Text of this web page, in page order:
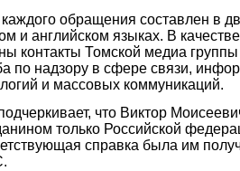
каждого обращения составлен в
и английском языках. В
контакты Томской медиа
по надзору в сфере связи,
и массовых коммуникаций.
что Виктор
только Российской
справка была им